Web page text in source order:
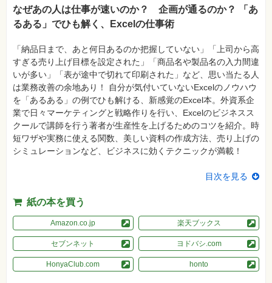
プ
ロ
ミ
ン
グ
ネ
ッ
ト
ワ
ー
ク・
テ
ク
ノ
趣
味・
素
材
集
自
パ
なぜあの人は仕事が速いのか？ 企画が通るのか？ 「あ
るある」でひも解く、Excelの仕事術
「納品日まで、あと何日あるのか把握していない」「上司から高
すぎる売り上げ目標を設定された」「商品名や製品名の入力間違
いが多い」「表が途中で切れて印刷された」など、思い当たる人
は業務改善の余地あり！ 自分が気付いていないExcelのノウハウ
を「あるある」の例でひも解ける、新感覚のExcel本。外資系企
業で日々マーケティングと戦略作りを行い、Excelのビジネスス
クールで講師を行う著者が生産性を上げるためのコツを紹介。時
短ワザや実務に使える関数、美しい資料の作成方法、売り上げの
シミュレーションなど、ビジネスに効くテクニックが満載！
目次を見る
紙の本を買う
Amazon.co.jp 楽天ブックス
セブンネット ヨドバシ.com
HonyaClub.com honto